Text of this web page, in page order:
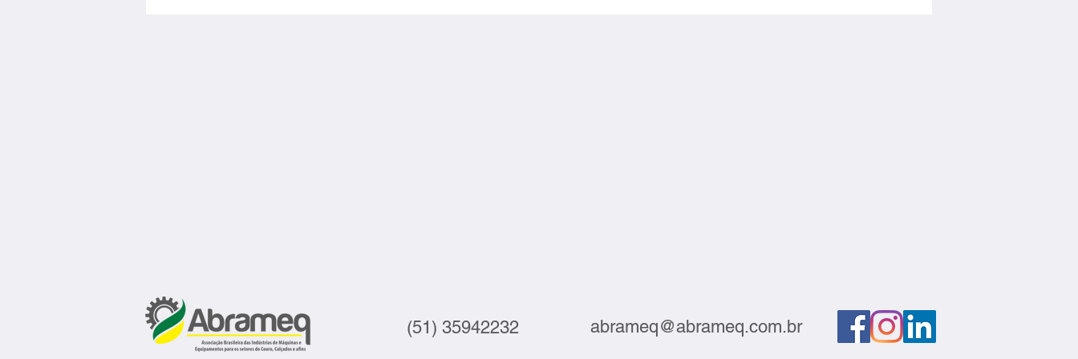
(51) 35942232 abrameq@abrameq.com.br